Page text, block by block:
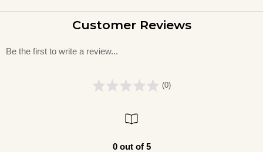
Customer Reviews
Be the first to write a review...
(0)
0 out of 5